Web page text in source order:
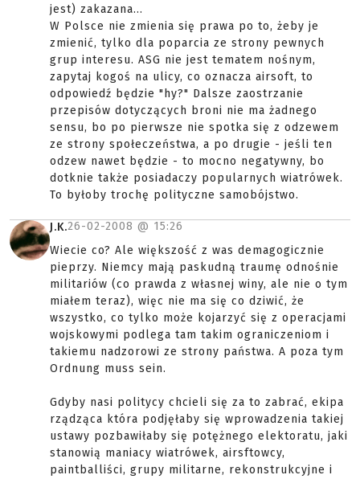
jest) zakazana...
W Polsce nie zmienia się prawa po to, żeby je
zmienić, tylko dla poparcia ze strony pewnych
grup interesu. ASG nie jest tematem nośnym,
zapytaj kogoś na ulicy, co oznacza airsoft, to
odpowiedź będzie "hy?" Dalsze zaostrzanie
przepisów dotyczących broni nie ma żadnego
sensu, bo po pierwsze nie spotka się z odzewem
ze strony społeczeństwa, a po drugie - jeśli ten
odzew nawet będzie - to mocno negatywny, bo
dotknie także posiadaczy popularnych wiatrówek.
To byłoby trochę polityczne samobójstwo.
J.K.26-02-2008 @ 15:26
Wiecie co? Ale większość z was demagogicznie
pieprzy. Niemcy mają paskudną traumę odnośnie
militariów (co prawda z własnej winy, ale nie o tym
miałem teraz), więc nie ma się co dziwić, że
wszystko, co tylko może kojarzyć się z operacjami
wojskowymi podlega tam takim ograniczeniom i
takiemu nadzorowi ze strony państwa. A poza tym
Ordnung muss sein.
Gdyby nasi politycy chcieli się za to zabrać, ekipa
rządząca która podjęłaby się wprowadzenia takiej
ustawy pozbawiłaby się potężnego elektoratu, jaki
stanowią maniacy wiatrówek, airsftowcy,
paintballiści, grupy militarne, rekonstrukcyjne i